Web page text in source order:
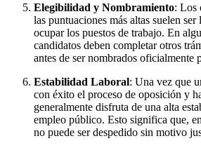
Elegibilidad y Nombramiento: Los
las puntuaciones más altas suelen ser
ocupar los puestos de trabajo. En
candidatos deben completar otros
antes de ser nombrados oficialmente
Estabilidad Laboral: Una vez que
con éxito el proceso de oposición y
generalmente disfruta de una alta
empleo público. Esto significa que,
no puede ser despedido sin motivo